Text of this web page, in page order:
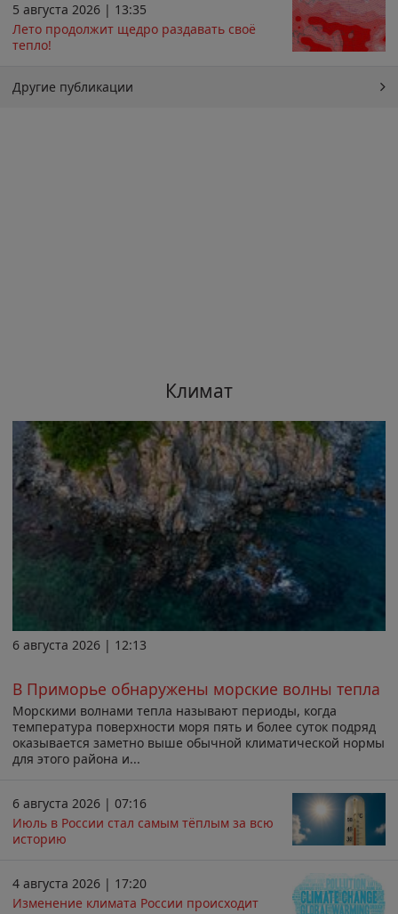
5 августа 2026 | 13:35
Лето продолжит щедро раздавать своё
тепло!
Другие публикации
Климат
6 августа 2026 | 12:13
В Приморье обнаружены морские волны тепла
Морскими волнами тепла называют периоды, когда
температура поверхности моря пять и более суток подряд
оказывается заметно выше обычной климатической нормы
для этого района и...
6 августа 2026 | 07:16
Июль в России стал самым тёплым за всю
историю
4 августа 2026 | 17:20
Изменение климата России происходит